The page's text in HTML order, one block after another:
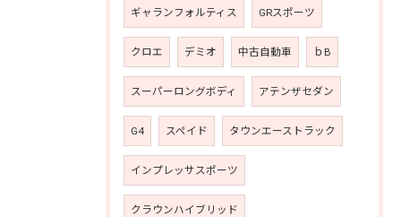
ギャランフォルティス GRスポーツ
クロエ デミオ 中古自動車 ｂB
スーパーロングボディ アテンザセダン
G4 スペイド タウンエーストラック
インプレッサスポーツ
クラウンハイブリッド